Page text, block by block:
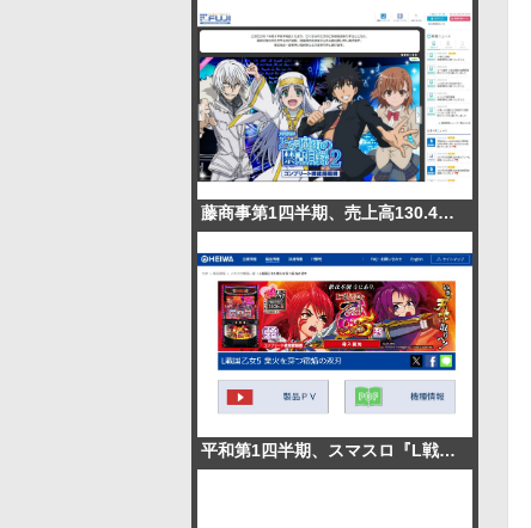
藤商事第1四半期、売上高130.4％増の65.1億円 パチンコ販売1.3万台で赤字幅縮小
平和第1四半期、スマスロ『L戦国乙女5』2.4万台販売で営業利益195.1％増